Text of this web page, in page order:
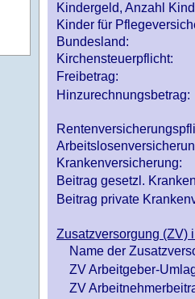
Kindergeld, Anzahl
Kinder für
Bundesland:
Kirchensteuerpflicht:
Freibetrag:
Hinzurechnungsbetrag:
Krankenversicherung:
Beitrag gesetzl.
Beitrag private
Zusatzversorgung (ZV)
Name der
ZV Arbeitgeber-
ZV